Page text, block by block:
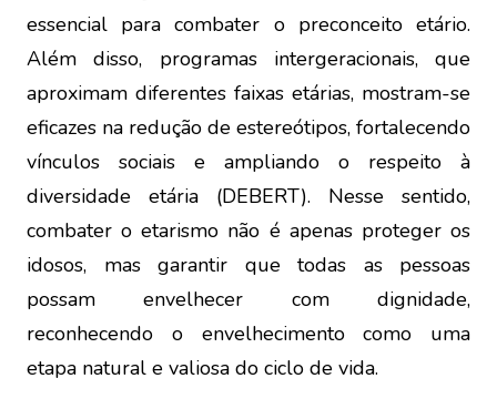
essencial para combater o preconceito etário.
Além disso, programas intergeracionais, que
aproximam diferentes faixas etárias, mostram-se
eficazes na redução de estereótipos, fortalecendo
vínculos sociais e ampliando o respeito à
diversidade etária (DEBERT). Nesse sentido,
combater o etarismo não é apenas proteger os
idosos, mas garantir que todas as pessoas
possam envelhecer com dignidade,
reconhecendo o envelhecimento como uma
etapa natural e valiosa do ciclo de vida.